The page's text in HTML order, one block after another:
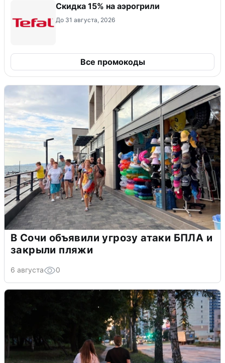
Скидка 15% на аэрогрили
До 31 августа, 2026
Все промокоды
В Сочи объявили угрозу атаки БПЛА и
закрыли пляжи
6 августа 0